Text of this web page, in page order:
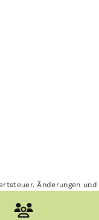
Änderungen